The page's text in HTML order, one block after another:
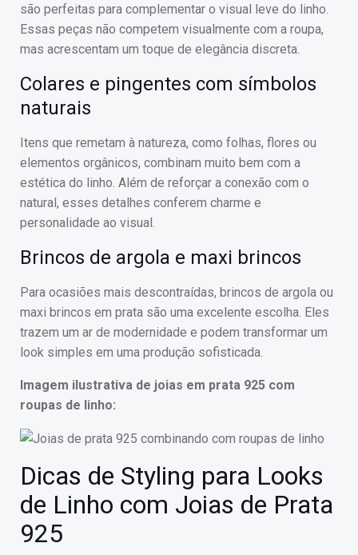
são perfeitas para complementar o visual leve do linho.
Essas peças não competem visualmente com a roupa,
mas acrescentam um toque de elegância discreta.
Colares e pingentes com símbolos
naturais
Itens que remetam à natureza, como folhas, flores ou
elementos orgânicos, combinam muito bem com a
estética do linho. Além de reforçar a conexão com o
natural, esses detalhes conferem charme e
personalidade ao visual.
Brincos de argola e maxi brincos
Para ocasiões mais descontraídas, brincos de argola ou
maxi brincos em prata são uma excelente escolha. Eles
trazem um ar de modernidade e podem transformar um
look simples em uma produção sofisticada.
Imagem ilustrativa de joias em prata 925 com
roupas de linho:
Dicas de Styling para Looks
de Linho com Joias de Prata
925